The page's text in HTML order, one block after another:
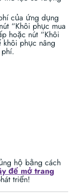
của ứng dụng
“Khôi phục mua
hoặc nút “Khôi
khôi phục nâng
hộ bằng cách
để mở trang
triển!